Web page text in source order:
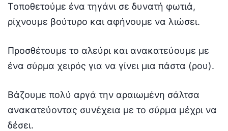
Τοποθετούμε ένα τηγάνι σε δυνατή φωτιά,
ρίχνουμε βούτυρο και αφήνουμε να λιώσει.
Προσθέτουμε το αλεύρι και ανακατεύουμε με
ένα σύρμα χειρός για να γίνει μια πάστα (ρου).
Βάζουμε πολύ αργά την αραιωμένη σάλτσα
ανακατεύοντας συνέχεια με το σύρμα μέχρι να
δέσει.